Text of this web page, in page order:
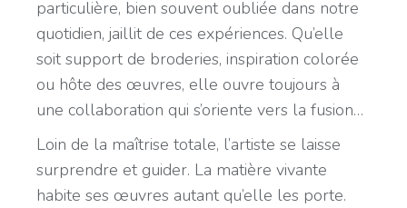
particulière, bien souvent oubliée dans notre
quotidien, jaillit de ces expériences. Qu’elle
soit support de broderies, inspiration colorée
ou hôte des œuvres, elle ouvre toujours à
une collaboration qui s’oriente vers la fusion…
Loin de la maîtrise totale, l’artiste se laisse
surprendre et guider. La matière vivante
habite ses œuvres autant qu’elle les porte.